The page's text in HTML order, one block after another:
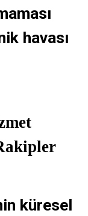
havası
küresel